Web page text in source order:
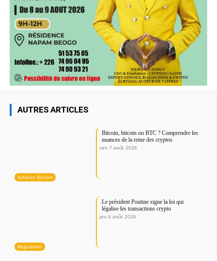
AUTRES ARTICLES
Acheter Bitcoin
Bitcoin, bitcoin ou BTC ? Comprendre les
nuances de la reine des cryptos
ven 7 août 2026
Régulation
Le président Poutine signe la loi qui
légalise les transactions crypto
jeu 6 août 2026